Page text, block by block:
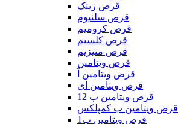
قرص زینک
قرص سلنیوم
قرص کرومیم
قرص کلسیم
قرص منیزیم
قرص ویتامین
قرص ویتامین آ
قرص ویتامین ای
قرص ویتامین ب 12
قرص ویتامین ب کمپلکس
قرص ویتامین ب1